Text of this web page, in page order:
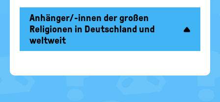
Anhänger/-innen der großen
Religionen in Deutschland und
weltweit